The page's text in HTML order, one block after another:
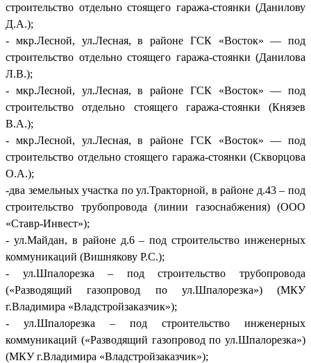
строительство отдельно стоящего гаража-стоянки (Данилову
Д.А.);
- мкр.Лесной, ул.Лесная, в районе ГСК «Восток» — под
строительство отдельно стоящего гаража-стоянки (Данилова
Л.В.);
- мкр.Лесной, ул.Лесная, в районе ГСК «Восток» — под
строительство отдельно стоящего гаража-стоянки (Князев
В.А.);
- мкр.Лесной, ул.Лесная, в районе ГСК «Восток» — под
строительство отдельно стоящего гаража-стоянки (Скворцова
О.А.);
-два земельных участка по ул.Тракторной, в районе д.43 – под
строительство трубопровода (линии газоснабжения) (ООО
«Ставр-Инвест»);
- ул.Майдан, в районе д.6 – под строительство инженерных
коммуникаций (Вишнякову Р.С.);
- ул.Шпалорезка – под строительство трубопровода
(«Разводящий газопровод по ул.Шпалорезка») (МКУ
г.Владимира «Владстройзаказчик»);
- ул.Шпалорезка – под строительство инженерных
коммуникаций («Разводящий газопровод по ул.Шпалорезка»)
(МКУ г.Владимира «Владстройзаказчик»);